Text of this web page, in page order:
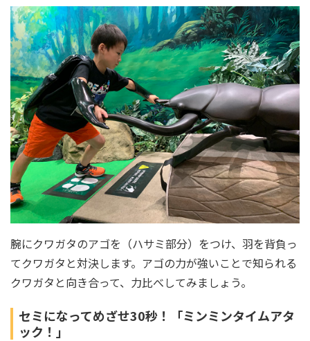
腕にクワガタのアゴを（ハサミ部分）をつけ、羽を背負っ
てクワガタと対決します。アゴの力が強いことで知られる
クワガタと向き合って、力比べしてみましょう。
セミになってめざせ30秒！「ミンミンタイムアタ
ック！」